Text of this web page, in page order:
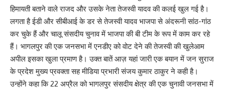
हिमायती बताने वाले राजद और उसके नेता तेजस्वी यादव की कलई खुल गई है।
लगता है ईडी और सीबीआई के डर से तेजस्वी यादव भाजपा से अंदरूनी सांठ-गांठ
कर चुके हैं और चालू संसदीय चुनाव में भाजपा की बी टीम के रूप में काम कर रहे
हैं।‌ भागलपुर की एक जनसभा में एनडीए को वोट देने की तेजस्वी की खुलेआम
अपील इसका खुला प्रमाण है।‌ उक्त बातें आज़ यहां जारी एक बयान में जन सुराज
के प्रदेश मुख्य प्रवक्ता सह मीडिया प्रभारी संजय कुमार ठाकुर ने कही है।
उन्होंने कहा कि 22 अप्रैल को भागलपुर संसदीय क्षेत्र की एक चुनावी जनसभा में